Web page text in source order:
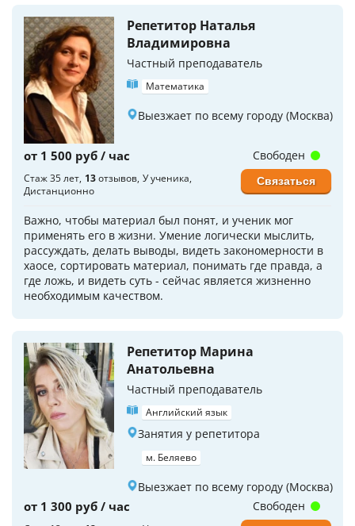
Репетитор Наталья
Владимировна
Частный преподаватель
Математика
Выезжает по всему городу (Москва)
от 1 500 руб / час
Стаж 35 лет 13отзывов У ученика
Дистанционно
Важно, чтобы материал был понят, и ученик мог
применять его в жизни. Умение логически мыслить,
рассуждать, делать выводы, видеть закономерности в
хаосе, сортировать материал, понимать где правда, а
где ложь, и видеть суть - сейчас является жизненно
необходимым качеством.
Свободен
Связаться
Репетитор Марина
Анатольевна
Частный преподаватель
Английский язык
Занятия у репетитора
м. Беляево
Выезжает по всему городу (Москва)
от 1 300 руб / час Свободен